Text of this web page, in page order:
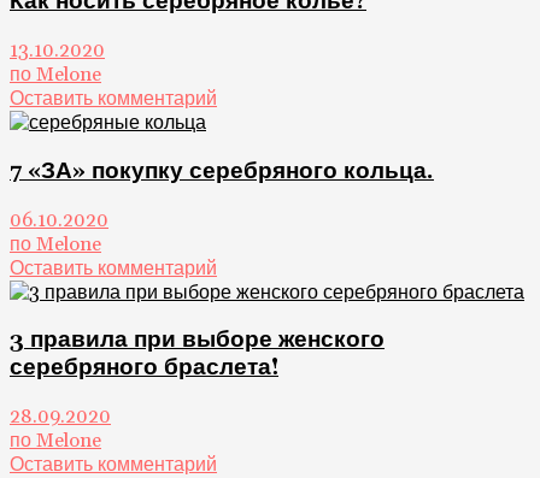
13.10.2020
по Melone
Оставить комментарий
7 «ЗА» покупку серебряного кольца.
06.10.2020
по Melone
Оставить комментарий
3 правила при выборе женского
серебряного браслета!
28.09.2020
по Melone
Оставить комментарий